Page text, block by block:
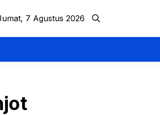
7 Agustus 2026